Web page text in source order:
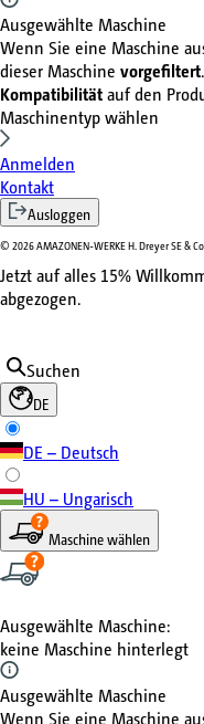
Ausgewählte Maschine
Wenn Sie eine Maschine
dieser Maschine vorgefiltert
Kompatibilitätauf den
Maschinentyp wählen
Anmelden
Kontakt
Ausloggen
© 2026AMAZONEN-WERKE H. Dreyer SE &
Jetzt auf alles 15%
abgezogen.
Suchen
DE
DE – Deutsch
HU – Ungarisch
Maschine wählen
Ausgewählte Maschine:
keine Maschine hinterlegt
Ausgewählte Maschine
Wenn Sie eine Maschine